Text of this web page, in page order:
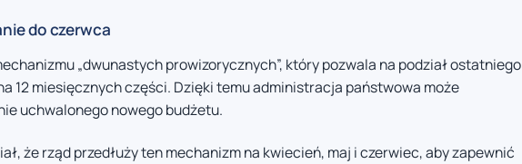
do czerwca
„dwunastych prowizorycznych”, który pozwala na podział ostatniego
12 miesięcznych części. Dzięki temu administracja państwowa może
uchwalonego nowego budżetu.
że rząd przedłuży ten mechanizm na kwiecień, maj i czerwiec, aby zapewnić